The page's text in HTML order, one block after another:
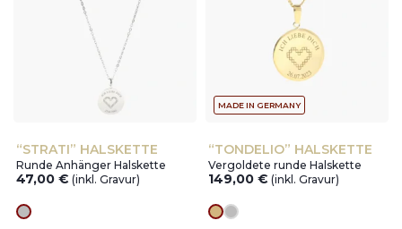
“STRATI” HALSKETTE
Runde Anhänger Halskette
47,00€ (inkl. Gravur)
silver
MADE IN GERMANY
“TONDELIO” HALSKETTE
Vergoldete runde Halskette
149,00€ (inkl. Gravur)
Goldes
silver